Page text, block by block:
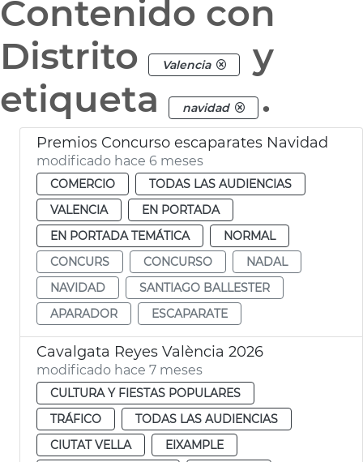
Contenido con
Distrito
Valencia
y
etiqueta
navidad .
Premios Concurso escaparates Navidad
modificado hace 6 meses
COMERCIO
TODAS LAS AUDIENCIAS
VALENCIA
EN PORTADA
EN PORTADA TEMÁTICA
NORMAL
CONCURS
CONCURSO
NADAL
NAVIDAD
SANTIAGO BALLESTER
APARADOR
ESCAPARATE
Cavalgata Reyes València 2026
modificado hace 7 meses
CULTURA Y FIESTAS POPULARES
TRÁFICO
TODAS LAS AUDIENCIAS
CIUTAT VELLA
EIXAMPLE